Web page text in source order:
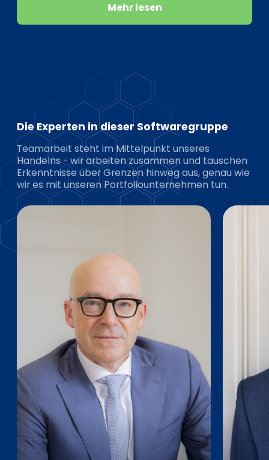
Mehr lesen
Die Experten in dieser Softwaregruppe
Teamarbeit steht im Mittelpunkt unseres
Handelns - wir arbeiten zusammen und tauschen
Erkenntnisse über Grenzen hinweg aus, genau wie
wir es mit unseren Portfoliounternehmen tun.